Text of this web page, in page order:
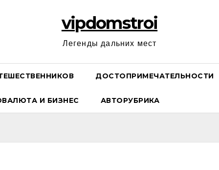
vipdomstroi
Легенды дальних мест
ДОСТОПРИМЕЧАТЕЛЬНОСТИ
И БИЗНЕС АВТОРУБРИКА